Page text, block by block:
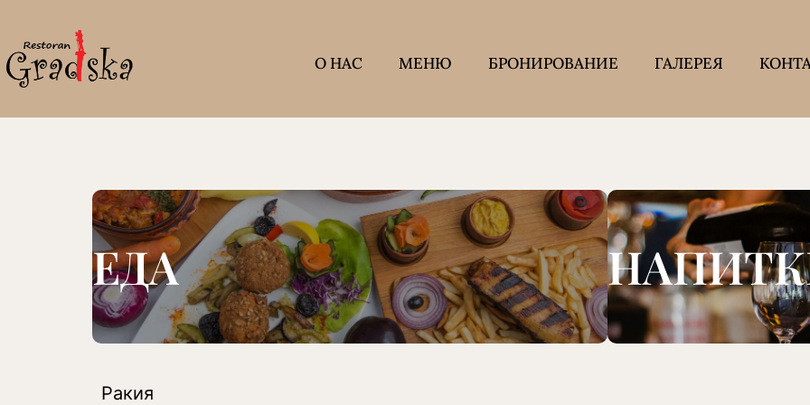
О НАС МЕНЮ БРОНИРОВАНИЕ ГАЛЕРЕЯ
ЕДА
Ракия